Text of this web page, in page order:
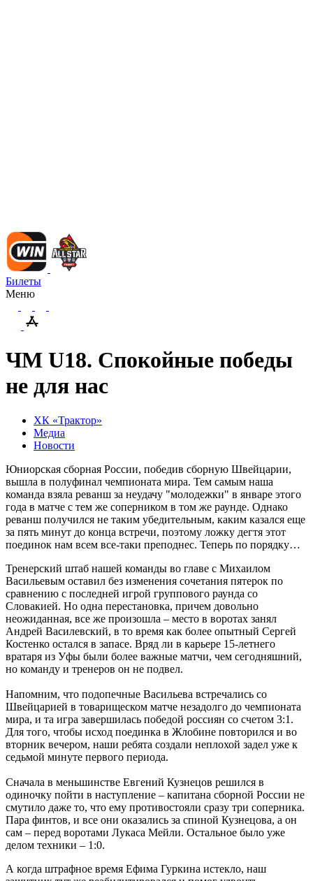
Билеты
Меню
ЧМ U18. Спокойные победы
не для нас
ХК «Трактор»
Медиа
Новости
Юниорская сборная России, победив сборную Швейцарии,
вышла в полуфинал чемпионата мира. Тем самым наша
команда взяла реванш за неудачу "молодежки" в январе этого
года в матче с тем же соперником в том же раунде. Однако
реванш получился не таким убедительным, каким казался еще
за пять минут до конца встречи, поэтому ложку дегтя этот
поединок нам всем все-таки преподнес. Теперь по порядку…
Тренерский штаб нашей команды во главе с Михаилом
Васильевым оставил без изменения сочетания пятерок по
сравнению с последней игрой группового раунда со
Словакией. Но одна перестановка, причем довольно
неожиданная, все же произошла – место в воротах занял
Андрей Василевский, в то время как более опытный Сергей
Костенко остался в запасе. Вряд ли в карьере 15-летнего
вратаря из Уфы были более важные матчи, чем сегодняшний,
но команду и тренеров он не подвел.
Напомним, что подопечные Васильева встречались со
Швейцарией в товарищеском матче незадолго до чемпионата
мира, и та игра завершилась победой россиян со счетом 3:1.
Для того, чтобы исход поединка в Жлобине повторился и во
вторник вечером, наши ребята создали неплохой задел уже к
седьмой минуте первого периода.
Сначала в меньшинстве Евгений Кузнецов решился в
одиночку пойти в наступление – капитана сборной России не
смутило даже то, что ему противостояли сразу три соперника.
Пара финтов, и все они оказались за спиной Кузнецова, а он
сам – перед воротами Лукаса Мейли. Остальное было уже
делом техники – 1:0.
А когда штрафное время Ефима Гуркина истекло, наш